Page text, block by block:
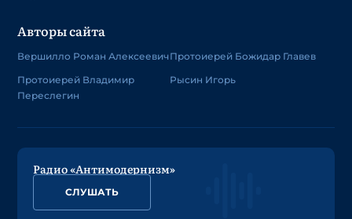
Авторы сайта
Вершилло Роман Алексеевич
Протоиерей Владимир
Переслегин
Протоиерей Божидар Главев
Рысин Игорь
Радио «Антимодернизм»
СЛУШАТЬ